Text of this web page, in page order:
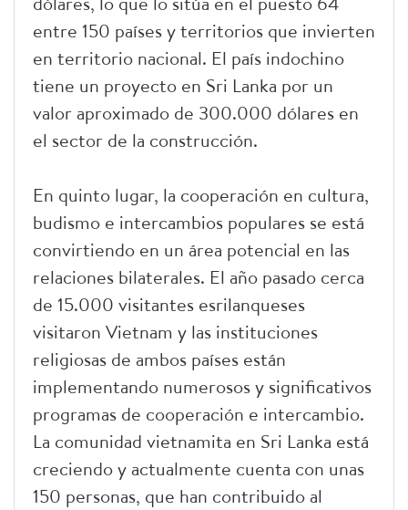
entre 150 países y territorios que invierten
en territorio nacional. El país indochino
tiene un proyecto en Sri Lanka por un
valor aproximado de 300.000 dólares en
el sector de la construcción.
En quinto lugar, la cooperación en cultura,
budismo e intercambios populares se está
convirtiendo en un área potencial en las
relaciones bilaterales. El año pasado cerca
de 15.000 visitantes esrilanqueses
visitaron Vietnam y las instituciones
religiosas de ambos países están
implementando numerosos y significativos
programas de cooperación e intercambio.
La comunidad vietnamita en Sri Lanka está
creciendo y actualmente cuenta con unas
150 personas, que han contribuido al